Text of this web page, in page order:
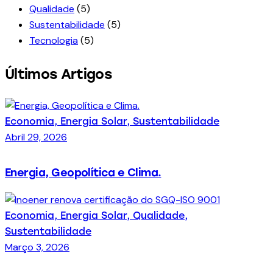
Qualidade (5)
Sustentabilidade (5)
Tecnologia(5)
Últimos Artigos
Economia, Energia Solar, Sustentabilidade
Abril 29, 2026
Energia, Geopolítica e Clima.
Economia, Energia Solar, Qualidade,
Sustentabilidade
Março 3, 2026